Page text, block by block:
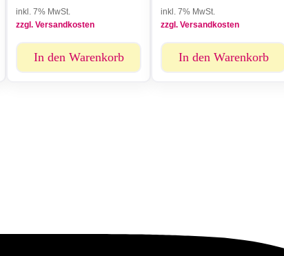
inkl. 7% MwSt.
zzgl. Versandkosten
In den Warenkorb
inkl. 7% MwSt.
zzgl. Versandkosten
In den Warenkorb